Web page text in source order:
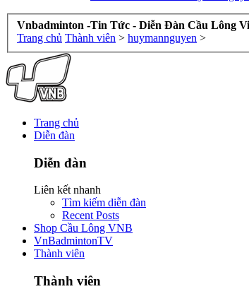
Vnbadminton -Tin Tức - Diễn Đàn Cầu Lông
Trang chủ Thành viên > huymannguyen >
Trang chủ
Diễn đàn
Diễn đàn
Liên kết nhanh
Tìm kiếm diễn đàn
Recent Posts
Shop Cầu Lông VNB
VnBadmintonTV
Thành viên
Thành viên